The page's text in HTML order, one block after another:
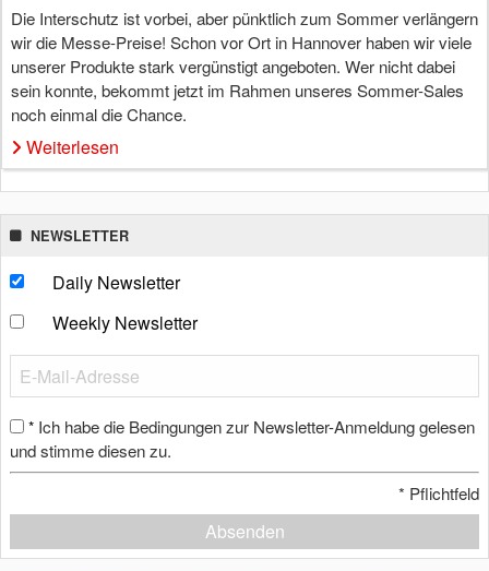
Die Interschutz ist vorbei, aber pünktlich zum Sommer verlängern
wir die Messe-Preise! Schon vor Ort in Hannover haben wir viele
unserer Produkte stark vergünstigt angeboten. Wer nicht dabei
sein konnte, bekommt jetzt im Rahmen unseres Sommer-Sales
noch einmal die Chance.
Weiterlesen
NEWSLETTER
Daily Newsletter
Weekly Newsletter
* Ich habe die Bedingungen zur Newsletter-Anmeldung gelesen
und stimme diesen zu.
* Pflichtfeld
Absenden